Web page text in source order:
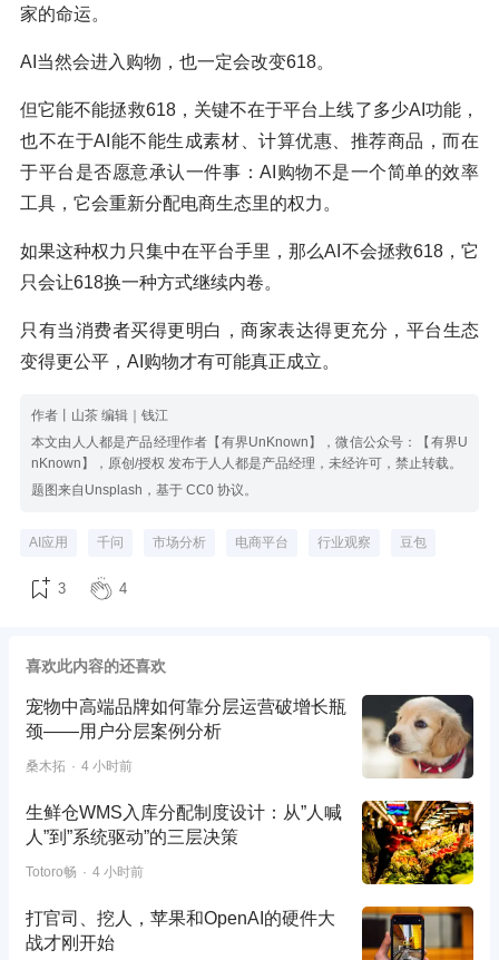
家的命运。
AI当然会进入购物，也一定会改变618。
但它能不能拯救618，关键不在于平台上线了多少AI功能，
也不在于AI能不能生成素材、计算优惠、推荐商品，而在
于平台是否愿意承认一件事：AI购物不是一个简单的效率
工具，它会重新分配电商生态里的权力。
如果这种权力只集中在平台手里，那么AI不会拯救618，它
只会让618换一种方式继续内卷。
只有当消费者买得更明白，商家表达得更充分，平台生态
变得更公平，AI购物才有可能真正成立。
作者丨山茶 编辑｜钱江
本文由人人都是产品经理作者【有界UnKnown】，微信公众号：【有界U
nKnown】，原创/授权 发布于人人都是产品经理，未经许可，禁止转载。
题图来自Unsplash，基于 CC0 协议。
AI应用 千问 市场分析 电商平台 行业观察 豆包
3 4
喜欢此内容的还喜欢
宠物中高端品牌如何靠分层运营破增长瓶
颈——用户分层案例分析
桑木拓 4 小时前
生鲜仓WMS入库分配制度设计：从”人喊
人”到”系统驱动”的三层决策
Totoro畅 4 小时前
打官司、挖人，苹果和OpenAI的硬件大
战才刚开始